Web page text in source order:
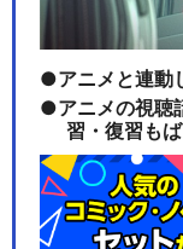
アニメと連動
アニメの視聴
習・復習も